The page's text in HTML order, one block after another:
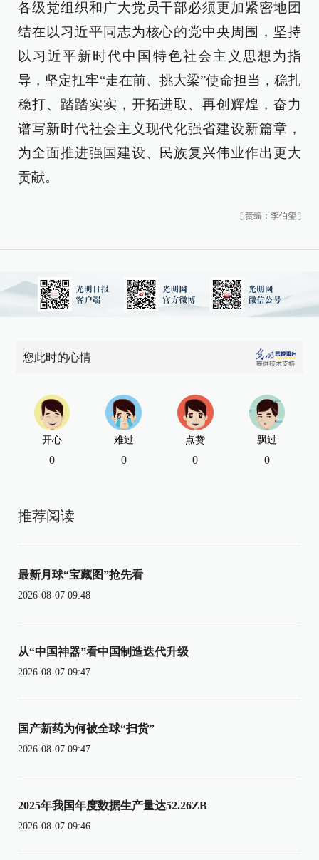
各级党组织和广大党员干部必须更加紧密地团
结在以习近平同志为核心的党中央周围，坚持
以习近平新时代中国特色社会主义思想为指
导，坚定扛牢“走在前、挑大梁”使命担当，稳扎
稳打、踏踏实实，开拓进取、再创辉煌，奋力
谱写新时代社会主义现代化强省建设新篇章，
为全面推进强国建设、民族复兴伟业作出更大
贡献。
[ 责编：李伯玺 ]
您此时的心情
开心
0
难过
0
点赞
0
飘过
0
推荐阅读
最新月球“宝藏图”抢先看
2026-08-07 09:48
从“中国神器”看中国制造迭代升级
2026-08-07 09:47
国产新药为何被全球“扫货”
2026-08-07 09:47
2025年我国年度数据生产量达52.26ZB
2026-08-07 09:46